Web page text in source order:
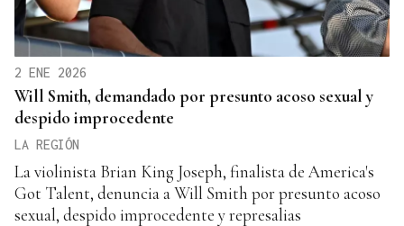
2 ENE 2026
Will Smith, demandado por presunto acoso sexual y
despido improcedente
LA REGIÓN
La violinista Brian King Joseph, finalista de America's
Got Talent, denuncia a Will Smith por presunto acoso
sexual, despido improcedente y represalias